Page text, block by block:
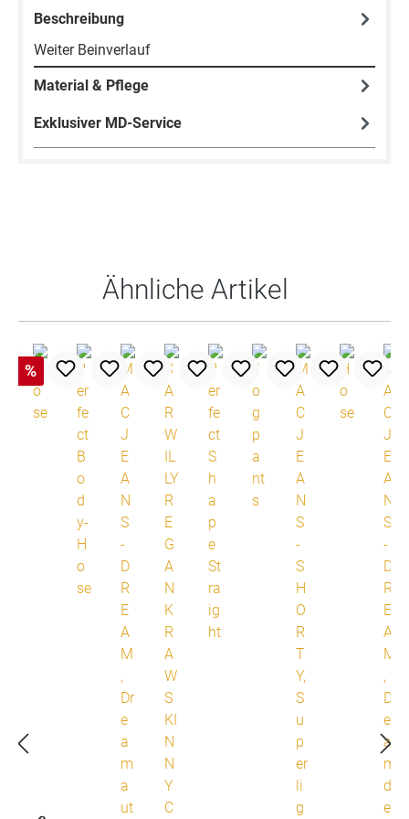
Beschreibung
Weiter Beinverlauf
Material & Pflege
Exklusiver MD-Service
Ähnliche Artikel
%